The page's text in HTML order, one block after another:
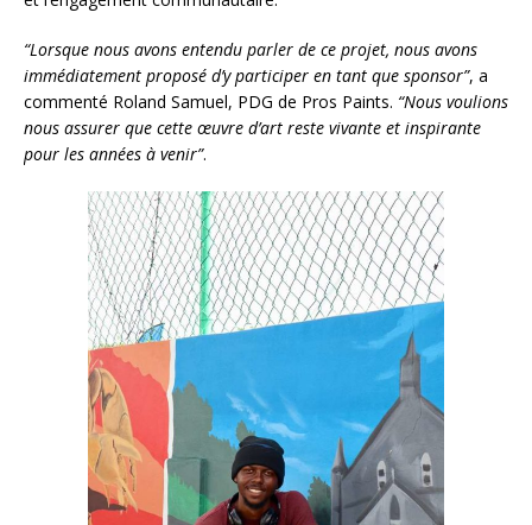
“Lorsque nous avons entendu parler de ce projet, nous avons
immédiatement proposé d’y participer en tant que sponsor”, a
commenté Roland Samuel, PDG de Pros Paints. “Nous voulions
nous assurer que cette œuvre d’art reste vivante et inspirante
pour les années à venir”.